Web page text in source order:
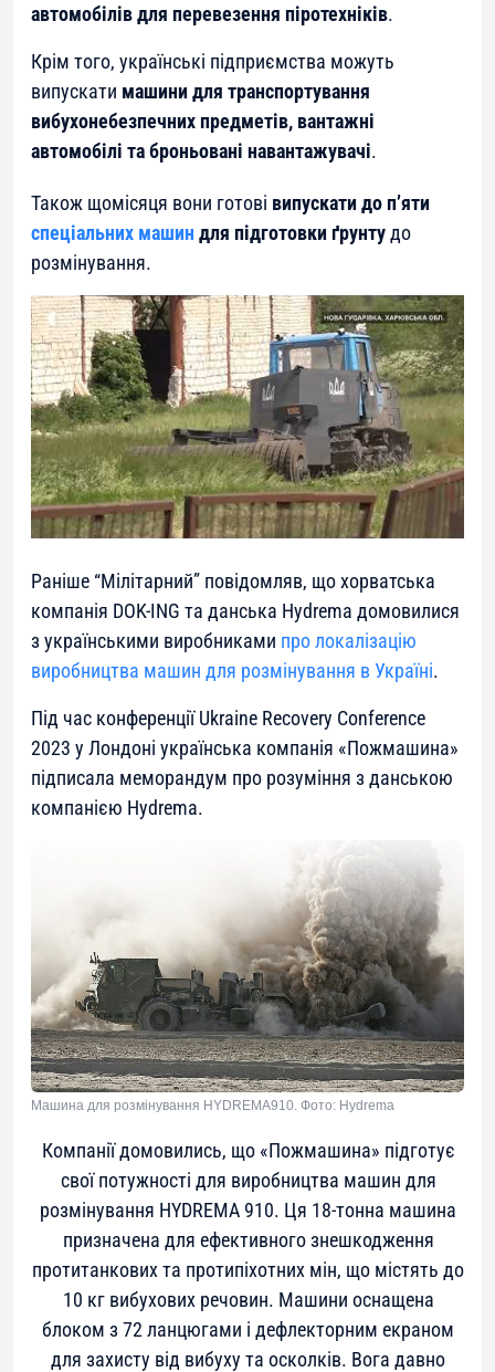
автомобілів для перевезення піротехніків.
Крім того, українські підприємства можуть
випускати машини для транспортування
вибухонебезпечних предметів, вантажні
автомобілі та броньовані навантажувачі.
Також щомісяця вони готові випускати до п’яти
спеціальних машин для підготовки ґрунтудо
розмінування.
Раніше “Мілітарний” повідомляв, що хорватська
компанія DOK-ING та данська Hydrema домовилися
з українськими виробниками про локалізацію
виробництва машин для розмінування в Україні.
Під час конференції Ukrainе Recovery Conference
2023 у Лондоні українська компанія «Пожмашина»
підписала меморандум про розуміння з данською
компанією Hydrema.
Машина для розмінування HYDREMA910. Фото: Hydrema
Компанії домовились, що «Пожмашина» підготує
свої потужності для виробництва машин для
розмінування HYDREMA 910. Ця 18-тонна машина
призначена для ефективного знешкодження
протитанкових та протипіхотних мін, що містять до
10 кг вибухових речовин. Машини оснащена
блоком з 72 ланцюгами і дефлекторним екраном
для захисту від вибуху та осколків. Вога давно